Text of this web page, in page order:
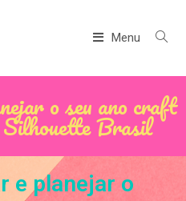
Menu
o seu ano craft
Brasil
e planejar o